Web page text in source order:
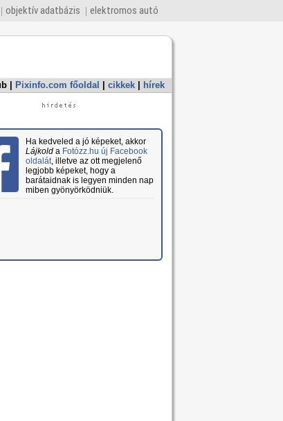
objektív adatbázis elektromos autó
Pixinfo.com főoldal cikkek hírek
Ha kedveled a jó képeket, akkor
Lájkolda Fotózz.hu új Facebook
oldalát, illetve az ott megjelenő
legjobb képeket, hogy a
barátaidnak is legyen minden nap
miben gyönyörködniük.